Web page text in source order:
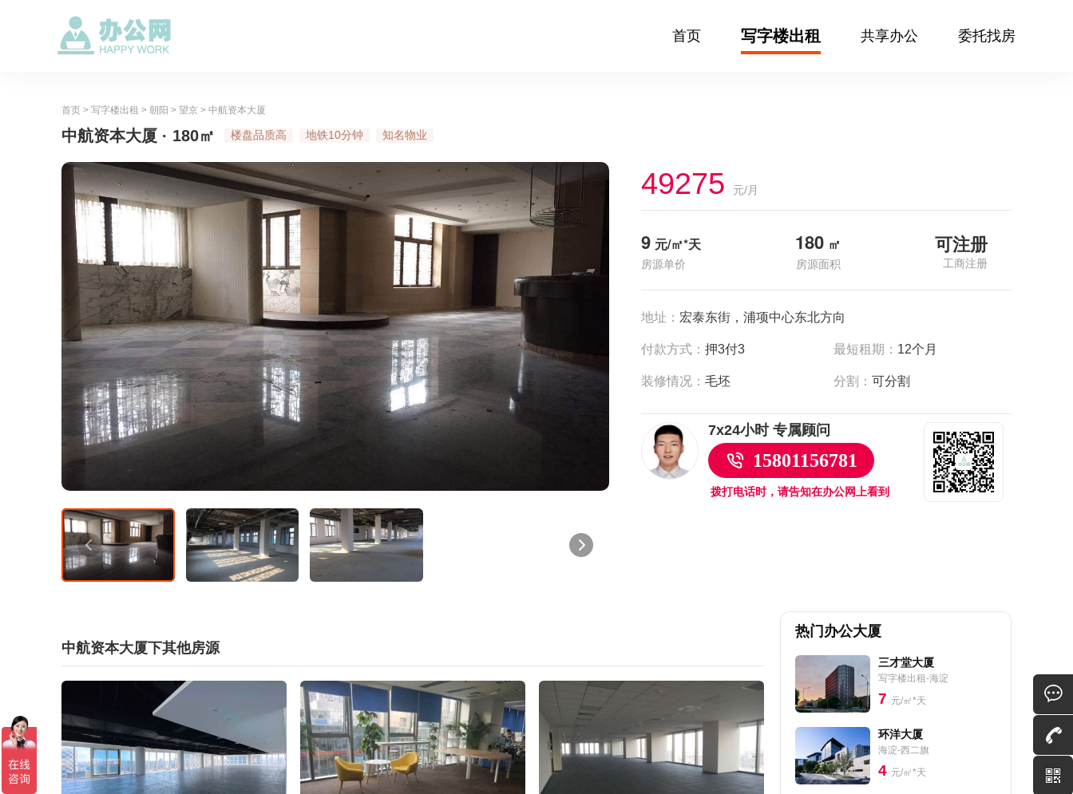
首页 写字楼出租 共享办公 委托找房
首页 > 写字楼出租 > 朝阳 > 望京 > 中航资本大厦
中航资本大厦 · 180㎡ 楼盘品质高 地铁10分钟 知名物业
49275 元/月
9 元/㎡*天
房源单价
180 ㎡
房源面积
可注册
工商注册
地址： 宏泰东街，浦项中心东北方向
付款方式： 押3付3 最短租期： 12个月
装修情况： 毛坯 分割：可分割
7x24小时 专属顾问
15801156781
拨打电话时，请告知在办公网上看到
中航资本大厦下其他房源
热门办公大厦
三才堂大厦
写字楼出租-海淀
7 元/㎡*天
环洋大厦
海淀-西二旗
4 元/㎡*天